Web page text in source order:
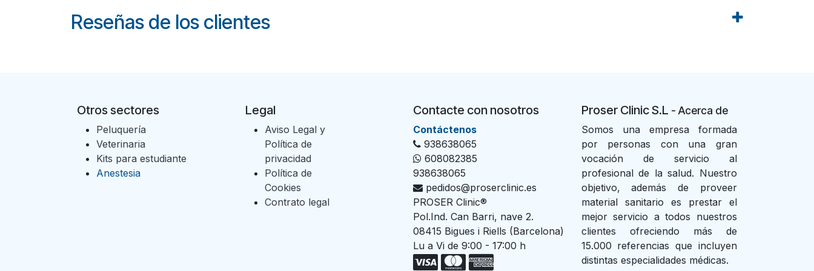
Reseñas de los clientes
Otros sectores
Peluquería
Veterinaria
Kits para estudiante
Anestesia
Proser Clinic S.L - Acerca de
Somos una empresa formada
por personas con una gran
vocación de servicio al
profesional de la salud. Nuestro
objetivo, además de proveer
material sanitario es prestar el
mejor servicio a todos nuestros
clientes ofreciendo más de
15.000 referencias que incluyen
distintas especialidades médicas.
Contacte con nosotros
Con​tác​tenos
938638065
608082385
938638065
pedidos@proserclinic.es
PROSER Clinic®
Pol.Ind. Can Barri, nave 2.
08415 Bigues i Riells (Barcelona)
Lu a Vi de 9:00 - 17:00 h
Legal
Aviso Legal y
Política de
privacidad
Política de
Cookies
Contrato legal